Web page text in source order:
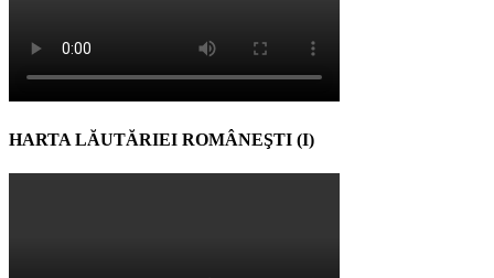
HARTA LĂUTĂRIEI ROMÂNEŞTI (I)